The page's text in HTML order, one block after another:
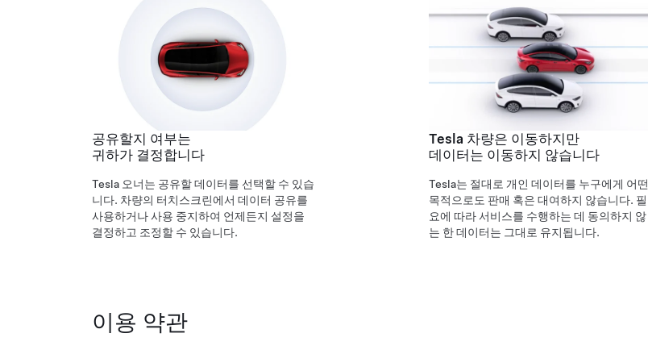
공유할지 여부는
귀하가 결정합니다
Tesla 오너는 공유할 데이터를 선택할 수 있습
니다. 차량의 터치스크린에서 데이터 공유를
사용하거나 사용 중지하여 언제든지 설정을
결정하고 조정할 수 있습니다.
Tesla 차량은 이동하지만
데이터는 이동하지 않습니다
Tesla는 절대로 개인 데이터를 누구에게 어떤
목적으로도 판매 혹은 대여하지 않습니다. 필
요에 따라 서비스를 수행하는 데 동의하지 않
는 한 데이터는 그대로 유지됩니다.
이용 약관